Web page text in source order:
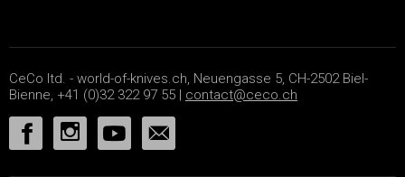
CeCo ltd. - world-of-knives.ch, Neuengasse 5, CH-2502 Biel-
Bienne, +41 (0)32 322 97 55 | contact@ceco.ch